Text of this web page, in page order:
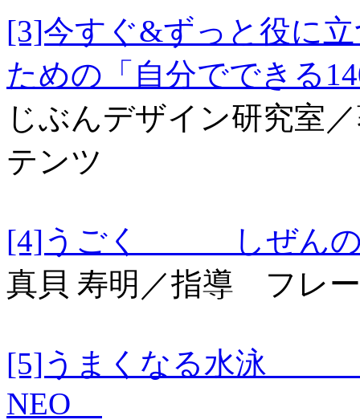
[3]今すぐ&ずっと役に
ための「自分ででき
じぶんデザイン研究室
テンツ
[4]うごく しぜんの
真貝 寿明／指導 フレ
[5]うまくなる水泳
NEO